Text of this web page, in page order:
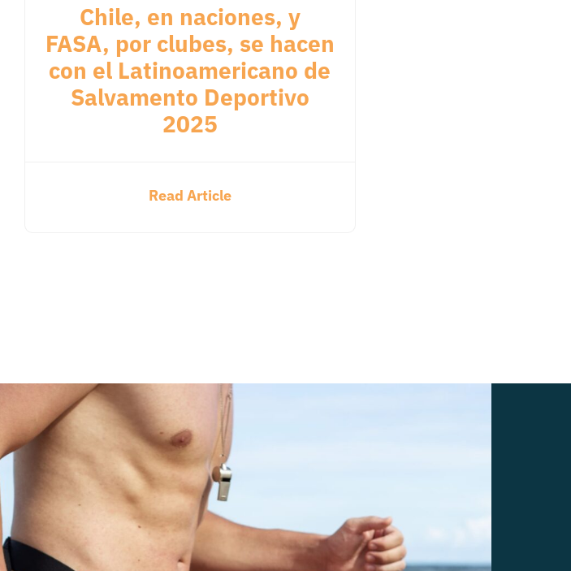
Chile, en naciones, y
FASA, por clubes, se hacen
con el Latinoamericano de
Salvamento Deportivo
2025
Read Article